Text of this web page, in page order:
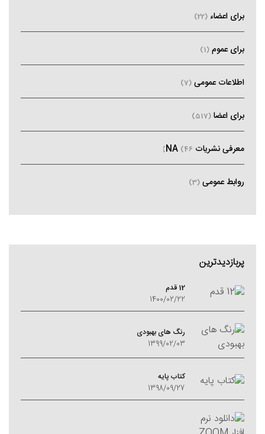
برای اعضاء (22)
برای عموم (1)
اطلاعات عمومی (7)
برای اعضا (517)
معرفی نشریات NA (46)
روابط عمومی (3)
پربازدیدترین
12 قدم
1400/02/22
رنگ های بهبودی
1399/02/03
کتاب پایه
1398/09/27